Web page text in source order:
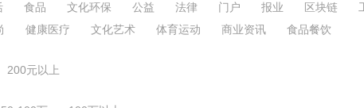
食品 文化环保 公益 法律 门户 报业 区块链
健康医疗 文化艺术 体育运动 商业资讯 食品餐饮
200元以上